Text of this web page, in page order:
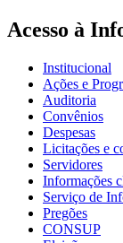
Acesso à
Institucional
Ações e
Auditoria
Convênios
Despesas
Licitações e
Servidores
Informações
Serviço de
Pregões
CONSUP